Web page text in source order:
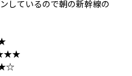
しているので朝の新幹線の